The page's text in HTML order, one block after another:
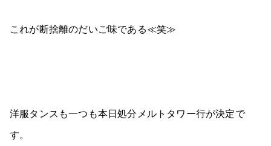
これが断捨離のだいご味である≪笑≫
洋服タンスも一つも本日処分メルトタワー行が決定で
す。